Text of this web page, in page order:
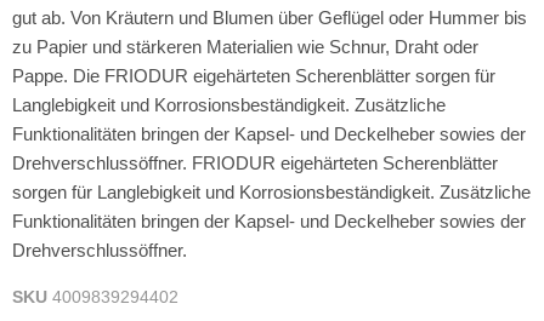
gut ab. Von Kräutern und Blumen über Geflügel oder Hummer bis
zu Papier und stärkeren Materialien wie Schnur, Draht oder
Pappe. Die FRIODUR eigehärteten Scherenblätter sorgen für
Langlebigkeit und Korrosionsbeständigkeit. Zusätzliche
Funktionalitäten bringen der Kapsel- und Deckelheber sowies der
Drehverschlussöffner. FRIODUR eigehärteten Scherenblätter
sorgen für Langlebigkeit und Korrosionsbeständigkeit. Zusätzliche
Funktionalitäten bringen der Kapsel- und Deckelheber sowies der
Drehverschlussöffner.
SKU 4009839294402